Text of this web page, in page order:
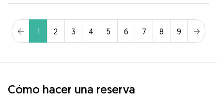
1 2 3 4 5 6 7 8 9
Cómo hacer una reserva